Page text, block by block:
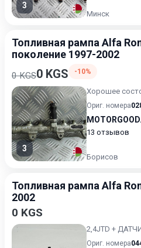
3
Минск
Топливная рампа Alfa
поколение 1997-2002
0 KGS0 KGS -10%
3
Хорошее
Ориг. номера
13 отзывов
Борисов
Топливная рампа Alfa
2002
0 KGS
2,4JTD +
Ориг. номера